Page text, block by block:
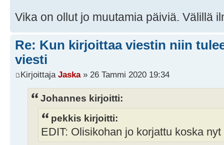
Vika on ollut jo muutamia päiviä. Välillä
Re: Kun kirjoittaa viestin niin
viesti
Kirjoittaja Jaska» 26 Tammi 2020 19:34
Johannes kirjoitti:
pekkis kirjoitti:
EDIT: Olisikohan jo korjattu koska